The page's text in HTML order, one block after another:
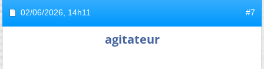
02/06/2026, 14h11 #7
agitateur